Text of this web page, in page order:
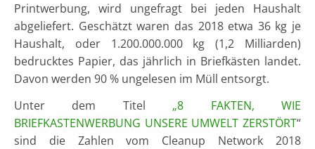
Printwerbung, wird ungefragt bei jeden Haushalt
abgeliefert. Geschätzt waren das 2018 etwa 36 kg je
Haushalt, oder 1.200.000.000 kg (1,2 Milliarden)
bedrucktes Papier, das jährlich in Briefkästen landet.
Davon werden 90 % ungelesen im Müll entsorgt.
Unter dem Titel „8 FAKTEN, WIE
BRIEFKASTENWERBUNG UNSERE UMWELT ZERSTÖRT“
sind die Zahlen vom Cleanup Network 2018